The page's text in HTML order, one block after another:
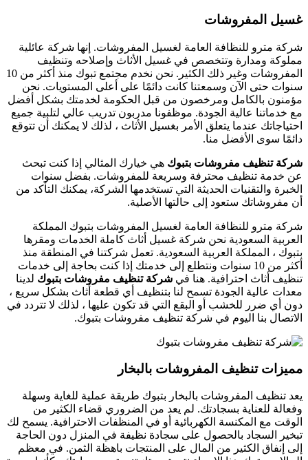
غسيل المفروشات
شركة مترو للنظافة العامة لغسيل المفروشات. إنها شركة عائلية
مملوكة ومدارة وتتخصص في غسيل الأثاث وإصلاحه وتنظيف
المفروشات وغير ذلك الكثير. نحن نخدم مجتمع تبوك منذ أكثر من 10
سنوات حتى الآن وسمعتنا كانت دائمًا على أعلى المستويات. نحن
مؤمنون بالكامل ومرخصون من قبل الحكومة لخدمتك بشكل أفضل
مع خدماتنا عالية الجودة. موظفونا مدربون تدريب عالي لتلبية جميع
احتياجاتك عندما يتعلق الأمر بغسيل الأثاث ، لذلك لا يمكنك أن تتوقع
دائمًا سوى الأفضل منا.
شركة تنظيف مفروشات بتبوك هي خيارك المثالي إذا كنت تبحث
عن خدمة تنظيف محترفة وسريعة للمفروشات. بفضل سنوات
الخبرة والتقنيات الحديثة التي تستخدمها الشركة، يمكنك التأكد من
أن مفروشاتك ستعود إلى حالتها الأصلية.
شركة مترو للنظافة العامة لغسيل المفروشات بتبوك المملكة
العربية السعودية نحن شركة غسيل أثاث كاملة الخدمات ومقرها
بتبوك ، المملكة العربية السعودية. تعمل شركتنا في المنطقة منذ
أكثر من 10 سنوات ونتطلع إلى خدمتك إذا كنت بحاجة إلى خدمات
تنظيف أثاث احترافية. هنا في شركة تنظيف مفروشات بتبوك لدينا
معدات عالية الجودة تسمح لنا بتنظيف أي قطعة أثاث بشكل سريع ،
دون أي ضرر للخشب أو البقع التي قد تكون عليها ، لذلك لا تتردد في
الاتصال بنا اليوم في شركة تنظيف مفروشات بتبوك.
مميزات تنظيف المفروشات بالبخار
يعد تنظيف المفروشات بالبخار بتبوك طريقة عملية للغاية وسهلة
وفعالة للعناية بسجادتك. لم يعد من الضروري قضاء الكثير من
الوقت مع المكنسة الكهربائية أو في المنظفات الاحترافية. يسمح لك
تبخير السجاد بالحصول على سجادة نظيفة في المنزل دون الحاجة
إلى إنفاق الكثير من المال على المنتجات باهظة الثمن. في معظم